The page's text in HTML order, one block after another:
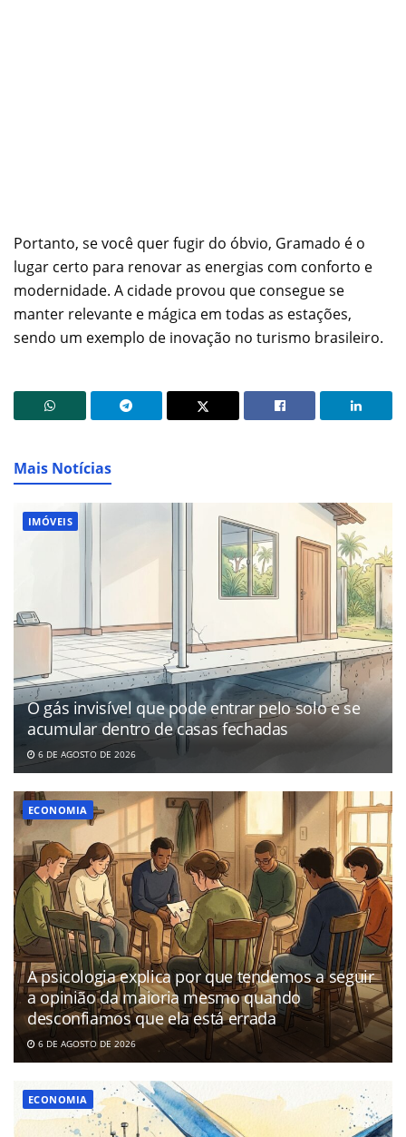
Portanto, se você quer fugir do óbvio, Gramado é o
lugar certo para renovar as energias com conforto e
modernidade. A cidade provou que consegue se
manter relevante e mágica em todas as estações,
sendo um exemplo de inovação no turismo brasileiro.
Mais Notícias
IMÓVEIS
O gás invisível que pode entrar pelo solo e se
acumular dentro de casas fechadas
6 DE AGOSTO DE 2026
ECONOMIA
A psicologia explica por que tendemos a seguir
a opinião da maioria mesmo quando
desconfiamos que ela está errada
6 DE AGOSTO DE 2026
ECONOMIA